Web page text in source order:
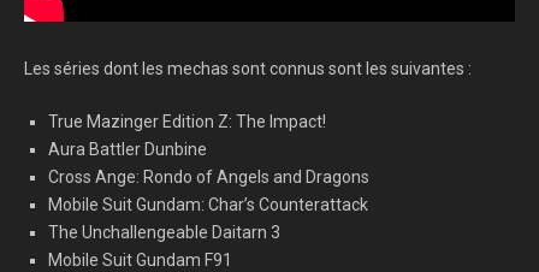
Les séries dont les mechas sont connus sont les suivantes :
True Mazinger Edition Z: The Impact!
Aura Battler Dunbine
Cross Ange: Rondo of Angels and Dragons
Mobile Suit Gundam: Char’s Counterattack
The Unchallengeable Daitarn 3
Mobile Suit Gundam F91